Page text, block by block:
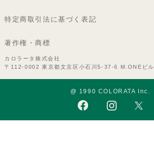
特定商取引法に基づく表記
著作権・商標
カロラータ株式会社
〒112-0002 東京都文京区小石川5-37-6 M.ONEビル
@ 1990 COLORATA Inc.